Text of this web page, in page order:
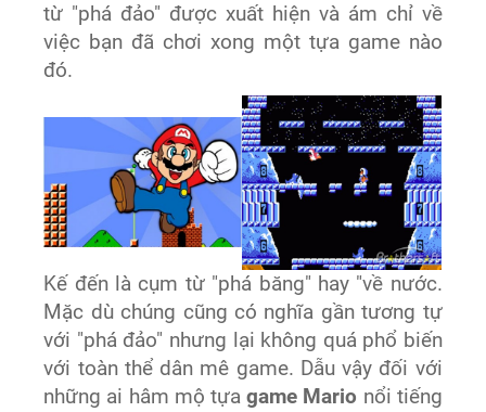
từ "phá đảo" được xuất hiện và ám chỉ về
việc bạn đã chơi xong một tựa game nào
đó.
Kế đến là cụm từ "phá băng" hay "về nước.
Mặc dù chúng cũng có nghĩa gần tương tự
với "phá đảo" nhưng lại không quá phổ biến
với toàn thể dân mê game. Dẫu vậy đối với
những ai hâm mộ tựagame Mario nổi tiếng